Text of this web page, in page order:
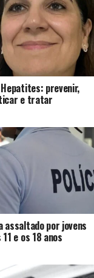
prevenir,
e tratar
assaltado por jovens
e os 18 anos